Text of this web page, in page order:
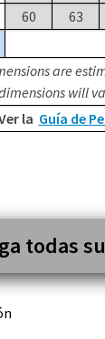
60 63
are
will
la Guía de
todas